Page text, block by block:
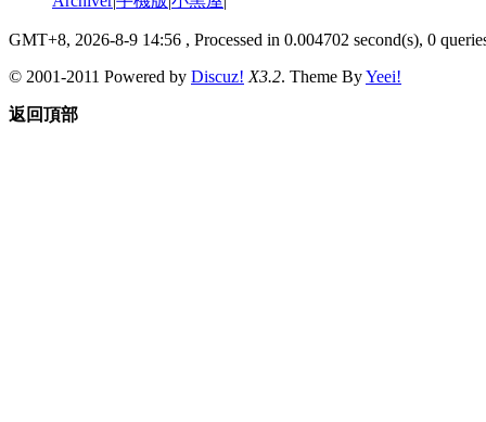
GMT+8, 2026-8-9 14:56 , Processed in 0.004702 second(s), 0
© 2001-2011 Powered by Discuz! X3.2. Theme ByYeei!
返回頂部